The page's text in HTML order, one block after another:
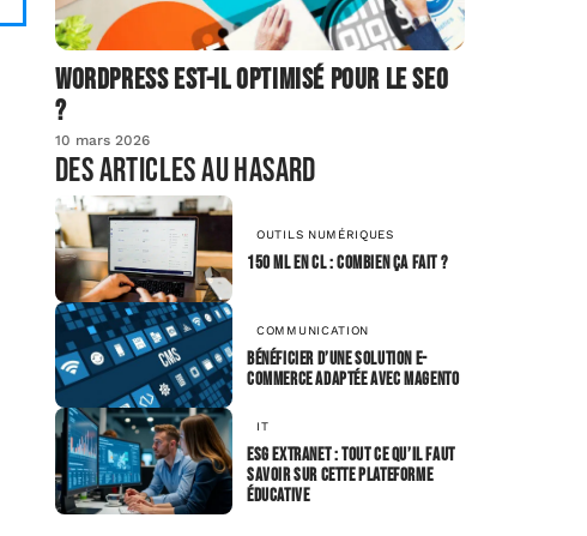
Wordpress est-il optimisé pour le SEO
?
10 mars 2026
Des articles au hasard
OUTILS NUMÉRIQUES
150 ml en cl : combien ça fait ?
COMMUNICATION
Bénéficier d’une solution e-
commerce adaptée avec Magento
IT
ESG extranet : tout ce qu’il faut
savoir sur cette plateforme
éducative